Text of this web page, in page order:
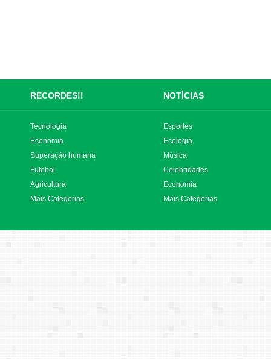
RECORDES!! NOTÍCIAS
Tecnologia
Economia
Superação humana
Futebol
Agricultura
Mais Categorias
Esportes
Ecologia
Música
Celebridades
Economia
Mais Categorias